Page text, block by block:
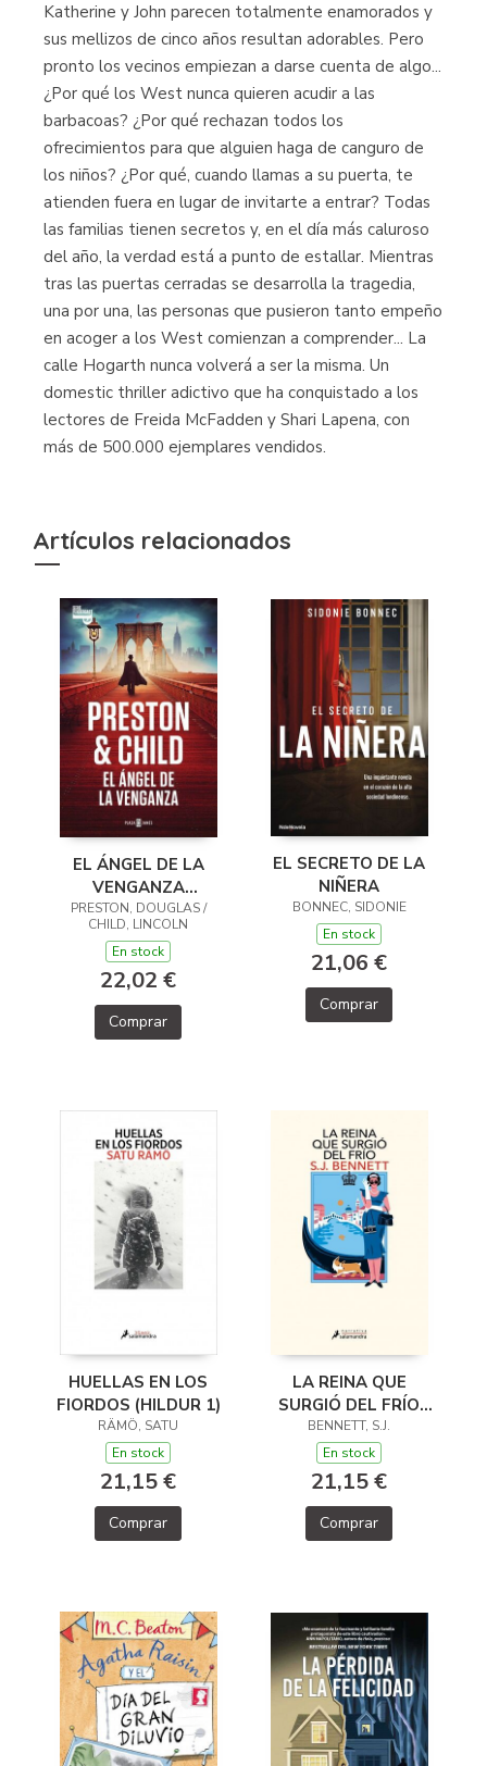
Katherine y John parecen totalmente enamorados y
sus mellizos de cinco años resultan adorables. Pero
pronto los vecinos empiezan a darse cuenta de algo...
¿Por qué los West nunca quieren acudir a las
barbacoas? ¿Por qué rechazan todos los
ofrecimientos para que alguien haga de canguro de
los niños? ¿Por qué, cuando llamas a su puerta, te
atienden fuera en lugar de invitarte a entrar? Todas
las familias tienen secretos y, en el día más caluroso
del año, la verdad está a punto de estallar. Mientras
tras las puertas cerradas se desarrolla la tragedia,
una por una, las personas que pusieron tanto empeño
en acoger a los West comienzan a comprender... La
calle Hogarth nunca volverá a ser la misma. Un
domestic thriller adictivo que ha conquistado a los
lectores de Freida McFadden y Shari Lapena, con
más de 500.000 ejemplares vendidos.
Artículos relacionados
EL ÁNGEL DE LA
VENGANZA
(INSPECTOR
PENDERGAST 22)
PRESTON, DOUGLAS /
CHILD, LINCOLN
En stock
22,02 €
Comprar
EL SECRETO DE LA
NIÑERA
BONNEC, SIDONIE
En stock
21,06 €
Comprar
HUELLAS EN LOS
FIORDOS (HILDUR 1)
RÄMÖ, SATU
En stock
21,15 €
Comprar
LA REINA QUE
SURGIÓ DEL FRÍO
(SU MAJESTAD, LA
REINA
INVESTIGADORA 5)
BENNETT, S.J.
En stock
21,15 €
Comprar